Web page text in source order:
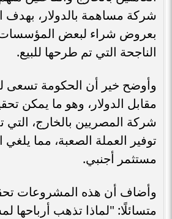
شركة مساهمة بالدولار، بهدف
بعروض شراء لبعض
الناجحة التي تم طرحها للبيع.
وأوضح خير أن الحكومة تسعى
مقابل الدولار، وهو ما يمكن
شركة المصريين بالخارج، التي
توفير العملة الصعبة، مما يلغي
مستثمر أجنبي.
وأضاف أن هذه المشروعات
متسائلًا: "لماذا تذهب أرباحها